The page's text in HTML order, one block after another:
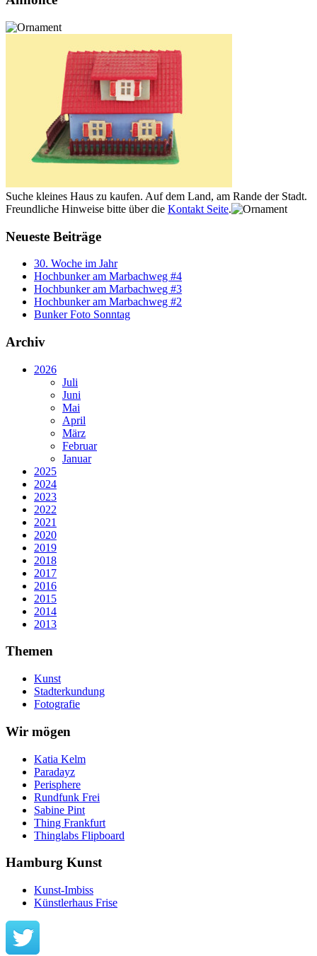
Suche kleines Haus zu kaufen. Auf dem Land, am Rande der Stadt.
Freundliche Hinweise bitte über die Kontakt Seite.
Neueste Beiträge
30. Woche im Jahr
Hochbunker am Marbachweg #4
Hochbunker am Marbachweg #3
Hochbunker am Marbachweg #2
Bunker Foto Sonntag
Archiv
2026
Juli
Juni
Mai
April
März
Februar
Januar
2025
2024
2023
2022
2021
2020
2019
2018
2017
2016
2015
2014
2013
Themen
Kunst
Stadterkundung
Fotografie
Wir mögen
Katia Kelm
Paradayz
Perisphere
Rundfunk Frei
Sabine Pint
Thing Frankfurt
Thinglabs Flipboard
Hamburg Kunst
Kunst-Imbiss
Künstlerhaus Frise